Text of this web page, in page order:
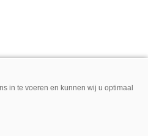
in te voeren en kunnen wij u optimaal